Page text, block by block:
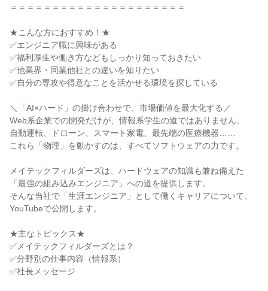
＝＝＝＝＝＝＝＝＝＝＝＝＝＝＝＝＝＝＝＝＝
★こんな方におすすめ！★
✅エンジニア職に興味がある
✅福利厚生や働き方などもしっかり知っておきたい
✅他業界・同業他社との違いを知りたい
✅自分の専攻や得意なことを活かせる環境を探している
＼「AI×ハード」の掛け合わせで、市場価値を最大化する／
Web系企業での開発だけが、情報系学生の道ではありません。
自動運転、ドローン、スマート家電、最先端の医療機器……
これら「物理」を動かすのは、すべてソフトウェアの力です。
メイテックフィルダーズは、ハードウェアの知識も兼ね備えた
「最強の組み込みエンジニア」への道を提供します。
そんな当社で「生涯エンジニア」として働くキャリアについて、
YouTubeで公開します。
★主なトピックス★
✅メイテックフィルダーズとは？
✅分野別の仕事内容（情報系）
✅社長メッセージ